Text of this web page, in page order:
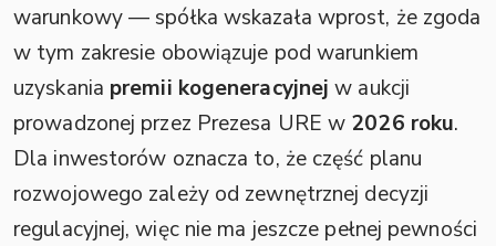
warunkowy — spółka wskazała wprost, że zgoda
w tym zakresie obowiązuje pod warunkiem
uzyskania premii kogeneracyjnej w aukcji
prowadzonej przez Prezesa URE w 2026 roku.
Dla inwestorów oznacza to, że część planu
rozwojowego zależy od zewnętrznej decyzji
regulacyjnej, więc nie ma jeszcze pełnej pewności